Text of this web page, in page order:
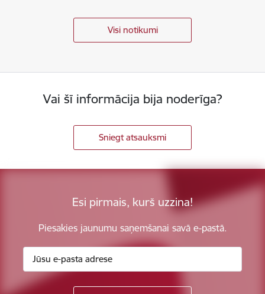
Visi notikumi
Vai šī informācija bija noderīga?
Sniegt atsauksmi
Esi pirmais, kurš uzzina!
Piesakies jaunumu saņemšanai savā e-pastā.